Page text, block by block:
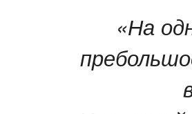
«На